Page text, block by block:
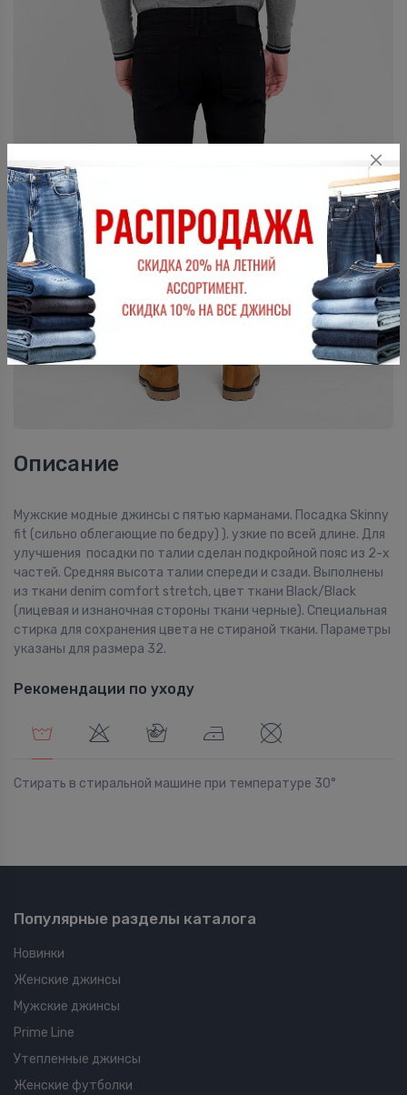
Описание
Мужские модные джинсы с пятью карманами. Посадка Skinny
fit (сильно облегающие по бедру) ). узкие по всей длине. Для
улучшения посадки по талии сделан подкройной пояс из 2-х
частей. Средняя высота талии спереди и сзади. Выполнены
из ткани denim comfort stretch, цвет ткани Black/Black
(лицевая и изнаночная стороны ткани черные). Специальная
стирка для сохранения цвета не стираной ткани. Параметры
указаны для размера 32.
Рекомендации по уходу
Стирать в стиральной машине при температуре 30°
Популярные разделы каталога
Новинки
Женские джинсы
Мужские джинсы
Prime Line
Утепленные джинсы
Женские футболки